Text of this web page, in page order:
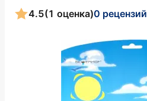
4.5(1 оценка)0 рецензий